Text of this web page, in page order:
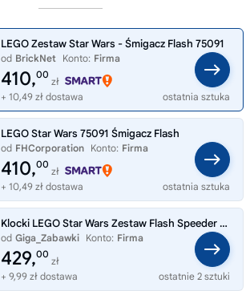
LEGO Zestaw Star Wars - Śmigacz Flash 75091
od BrickNet Konto: Firma
410,00
zł
+ 10,49 zł dostawa
ostatnia sztuka
LEGO Star Wars 75091 Śmigacz Flash
od FHCorporation Konto: Firma
410,00
zł
+ 10,49 zł dostawa
ostatnia sztuka
Klocki LEGO Star Wars Zestaw Flash Speeder 75091
od Giga_Zabawki Konto: Firma
429,00
zł
+ 9,99 zł dostawa
ostatnie 2 sztuki